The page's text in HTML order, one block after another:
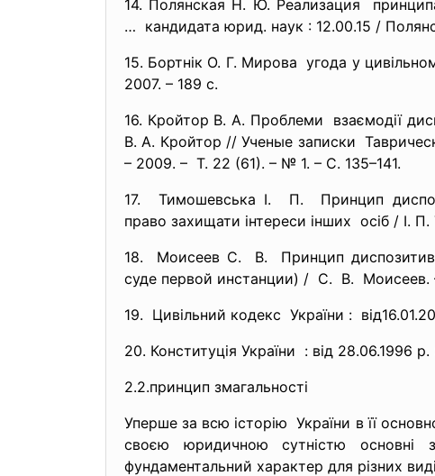
14. Полянская Н. Ю. Реализация
… кандидата юрид. наук : 12.00.15 /
15. Бортнік О. Г. Мирова угода у
2007. – 189 с.
16. Кройтор В. А. Проблеми взаємодії
В. А. Кройтор // Ученые записки
– 2009. – Т. 22 (61). – № 1. – С. 135–141.
17. Тимошевська І. П. Принцип
право захищати інтереси інших осіб /
18. Моисеев С. В. Принцип
суде первой инстанции) / С. В. Моисеев.
19. Цивільний кодекс України :
20. Конституція України : від 28.06.1996
2.2.принцип змагальності
Уперше за всю історію України в її
своєю юридичною сутністю основні
фундаментальний характер для різних